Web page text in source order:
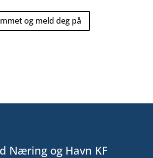
og meld deg på
Næring og Havn KF